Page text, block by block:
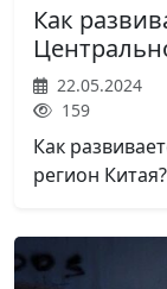
Как
22.05.2024
159
Как
регион Китая?